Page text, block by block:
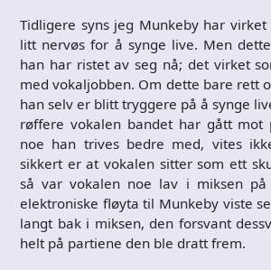
Tidligere syns jeg Munkeby har
litt nervøs for å synge live. Men
han har ristet av seg nå; det virket
med vokaljobben. Om dette bare rett
han selv er blitt tryggere på å synge
røffere vokalen bandet har gått mot
noe han trives bedre med, vites
sikkert er at vokalen sitter som ett
så var vokalen noe lav i miksen
elektroniske fløyta til Munkeby viste
langt bak i miksen, den forsvant
helt på partiene den ble dratt frem.